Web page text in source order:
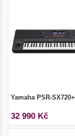
Yamaha PSR-SX720+
32 990 Kč